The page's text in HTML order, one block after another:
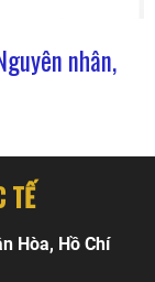
nhân,
TẾ
Hòa, Hồ Chí